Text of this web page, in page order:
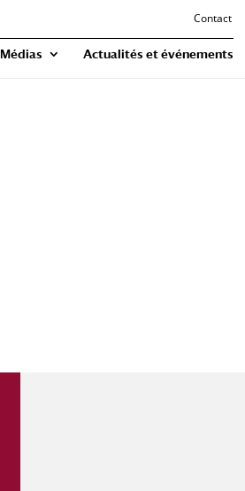
Contact
Médias Actualités et événements